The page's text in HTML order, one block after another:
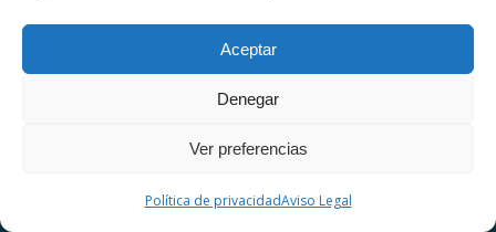
Aceptar
Denegar
Ver preferencias
Política de privacidadAviso Legal
Pide Presupuesto
De Policarbonato